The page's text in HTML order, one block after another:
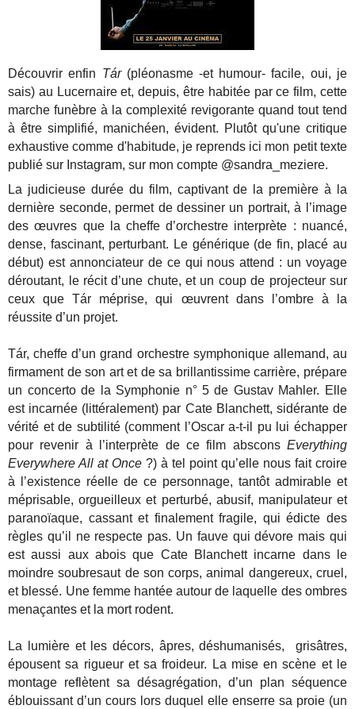
Découvrir enfin Tár(pléonasme -et humour- facile, oui, je
sais) au Lucernaire et, depuis, être habitée par ce film, cette
marche funèbre à la complexité revigorante quand tout tend
à être simplifié, manichéen, évident. Plutôt qu'une critique
exhaustive comme d'habitude, je reprends ici mon petit texte
publié sur Instagram, sur mon compte @sandra_meziere.
La judicieuse durée du film, captivant de la première à la
dernière seconde, permet de dessiner un portrait, à l’image
des œuvres que la cheffe d’orchestre interprète : nuancé,
dense, fascinant, perturbant. Le générique (de fin, placé au
début) est annonciateur de ce qui nous attend : un voyage
déroutant, le récit d’une chute, et un coup de projecteur sur
ceux que Tár méprise, qui œuvrent dans l’ombre à la
réussite d’un projet.
Tár, cheffe d’un grand orchestre symphonique allemand, au
firmament de son art et de sa brillantissime carrière, prépare
un concerto de la Symphonie n° 5 de Gustav Mahler. Elle
est incarnée (littéralement) par Cate Blanchett, sidérante de
vérité et de subtilité (comment l’Oscar a-t-il pu lui échapper
pour revenir à l’interprète de ce film abscons Everything
Everywhere All at Once ?) à tel point qu’elle nous fait croire
à l’existence réelle de ce personnage, tantôt admirable et
méprisable, orgueilleux et perturbé, abusif, manipulateur et
paranoïaque, cassant et finalement fragile, qui édicte des
règles qu’il ne respecte pas. Un fauve qui dévore mais qui
est aussi aux abois que Cate Blanchett incarne dans le
moindre soubresaut de son corps, animal dangereux, cruel,
et blessé. Une femme hantée autour de laquelle des ombres
menaçantes et la mort rodent.
La lumière et les décors, âpres, déshumanisés, grisâtres,
épousent sa rigueur et sa froideur. La mise en scène et le
montage reflètent sa désagrégation, d’un plan séquence
éblouissant d’un cours lors duquel elle enserre sa proie (un